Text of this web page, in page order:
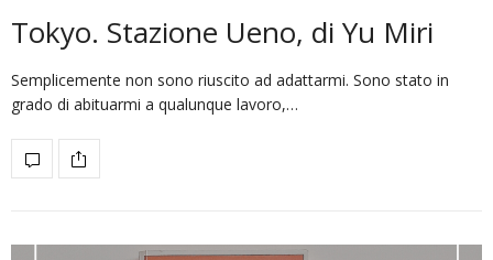
Tokyo. Stazione Ueno, di Yu Miri
Semplicemente non sono riuscito ad adattarmi. Sono stato in
grado di abituarmi a qualunque lavoro,…